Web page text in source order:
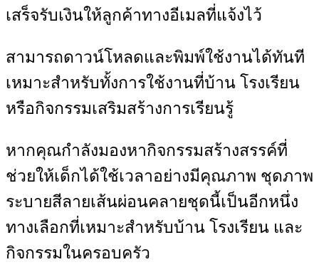
เสร็จรับเงินให้ลูกค้าทางอีเมลที่แจ้งไว้
สามารถดาวน์โหลดและพิมพ์ใช้งานได้ทันที
เหมาะสำหรับทั้งการใช้งานที่บ้าน โรงเรียน
หรือกิจกรรมเสริมสร้างการเรียนรู้
หากคุณกำลังมองหากิจกรรมสร้างสรรค์ที่
ช่วยให้เด็กได้ใช้เวลาอย่างมีคุณภาพ ชุดภาพ
ระบายสีลายเส้นผ่อนคลายชุดนี้เป็นอีกหนึ่ง
ทางเลือกที่เหมาะสำหรับบ้าน โรงเรียน และ
กิจกรรมในครอบครัว